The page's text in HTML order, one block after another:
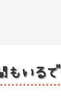
もいる